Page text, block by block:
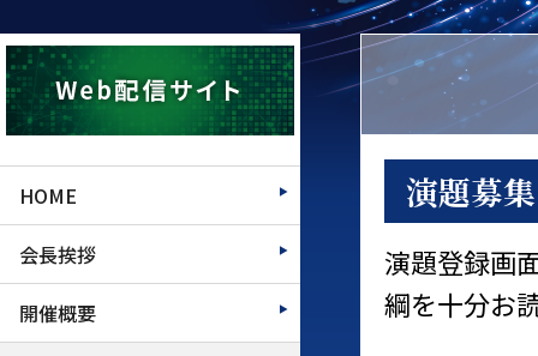
演題募集
演題登録画
綱を十分お
HOME
会長挨拶
開催概要